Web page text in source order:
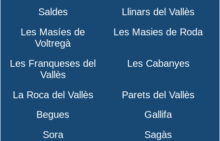
Saldes
Llinars del Vallès
Les Masíes de
Voltregà
Les Masies de Roda
Les Franqueses del
Vallès
Les Cabanyes
La Roca del Vallès
Parets del Vallès
Begues
Gallifa
Sora
Sagàs